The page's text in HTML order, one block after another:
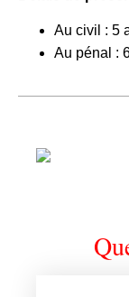
Au civil : 5
Au pénal :